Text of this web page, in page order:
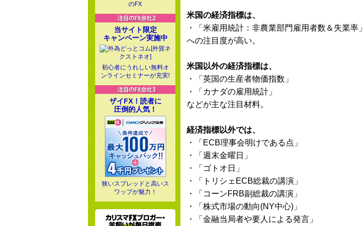
米国の経済指標は、
・「米雇用統計：非農業部門雇用者数＆失業率」
への注目度が高い。
米国以外の経済指標は、
・「英国の生産者物価指数」
・「カナダの雇用統計」
などが主な注目材料。
経済指標以外では、
・「ECB理事会明けである点」
・「週末金曜日」
・「ゴトオ日」
・「トリシェECB総裁の講演」
・「コーンFRB副総裁の講演」
・「株式市場の動向(NY中心)」
・「金融当局者や要人による発言」
のFX
当サイト限定
キャンペーン実施中
初心者にうれしい無料オ
ンラインセミナーが充実!
ザイFX！読者に
圧倒的人気！
狭いスプレッドと高いス
ワップが魅力！